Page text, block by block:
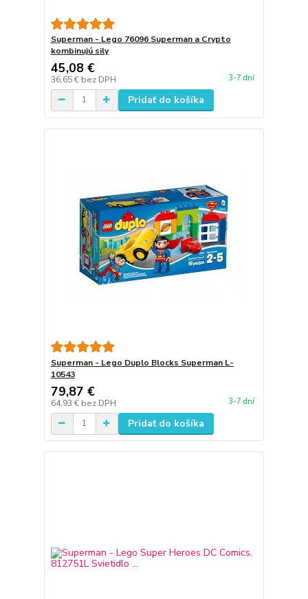
Superman - Lego 76096 Superman a Crypto
kombinujú sily
45,08 €
36,65 € bez DPH 3-7 dní
Pridať do košíka
Superman - Lego Duplo Blocks Superman L-
10543
79,87 €
64,93 € bez DPH 3-7 dní
Pridať do košíka